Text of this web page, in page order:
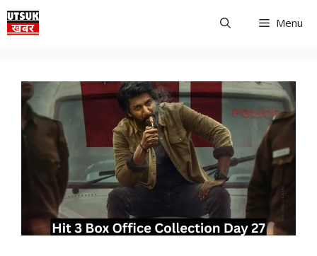
Skip
to
Menu